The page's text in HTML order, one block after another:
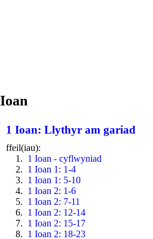
Ioan
1 Ioan: Llythyr am gariad
ffeil(iau):
1 Ioan - cyflwyniad
1 Ioan 1: 1-4
1 Ioan 1: 5-10
1 Ioan 2: 1-6
1 Ioan 2: 7-11
1 Ioan 2: 12-14
1 Ioan 2: 15-17
1 Ioan 2: 18-23